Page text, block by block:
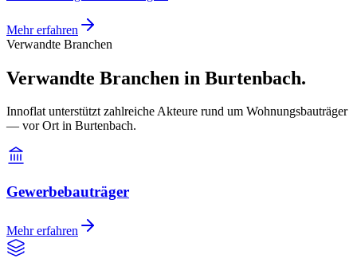
Mehr erfahren
Verwandte Branchen
Verwandte Branchen in Burtenbach.
Innoflat unterstützt zahlreiche Akteure rund um Wohnungsbauträger
— vor Ort in Burtenbach.
Gewerbebauträger
Mehr erfahren